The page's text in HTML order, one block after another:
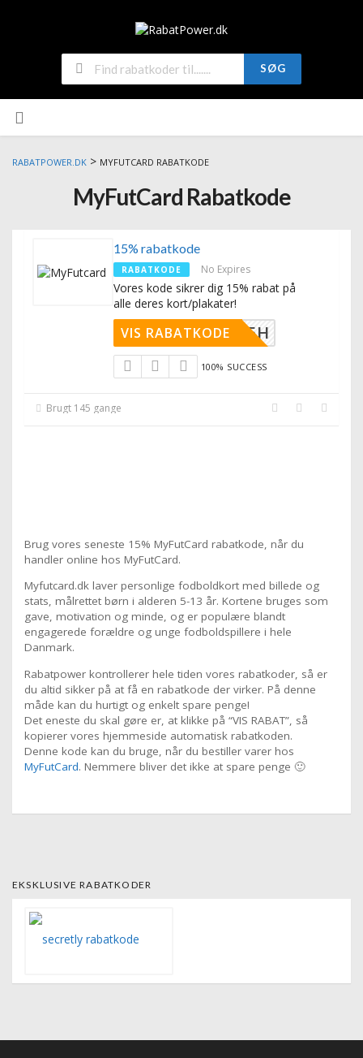
SØG
RABATPOWER.DK > MYFUTCARD RABATKODE
MyFutCard Rabatkode
15% rabatkode
RABATKODE No Expires
Vores kode sikrer dig 15% rabat på
alle deres kort/plakater!
NQZZ7T5H
VIS RABATKODE
100% SUCCESS
Brugt 145 gange
Brug vores seneste 15% MyFutCard rabatkode, når du
handler online hos MyFutCard.
Myfutcard.dk laver personlige fodboldkort med billede og
stats, målrettet børn i alderen 5-13 år. Kortene bruges som
gave, motivation og minde, og er populære blandt
engagerede forældre og unge fodboldspillere i hele
Danmark.
Rabatpower kontrollerer hele tiden vores rabatkoder, så er
du altid sikker på at få en rabatkode der virker. På denne
måde kan du hurtigt og enkelt spare penge!
Det eneste du skal gøre er, at klikke på “VIS RABAT”, så
kopierer vores hjemmeside automatisk rabatkoden.
Denne kode kan du bruge, når du bestiller varer hos
MyFutCard. Nemmere bliver det ikke at spare penge 🙂
EKSKLUSIVE RABATKODER